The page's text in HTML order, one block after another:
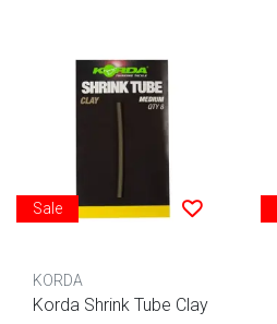
Sale
KORDA
Korda Shrink Tube Clay